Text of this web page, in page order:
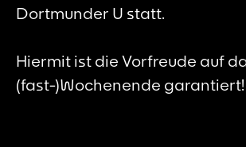
Dortmunder U statt.
Hiermit ist die Vorfreude auf
(fast-)Wochenende garantiert!